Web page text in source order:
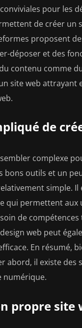
pour les
de créer un
proposent
déposer et des
contenu comme
site web attrayant
de
complexe
bons outils et un
simple.
qui permettent
de
web peut
En résumé,
abord, il existe des
numérique.
propre site